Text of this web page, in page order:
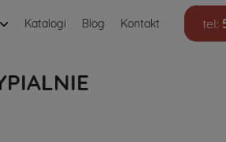
Katalogi Blog Kontakt tel: